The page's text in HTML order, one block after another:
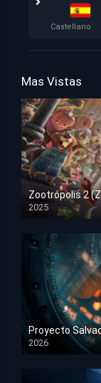
Castellano
Mas Vistas
Zootrópolis 2
2025
HD 1080p
Proyecto
2026
HD 1080p